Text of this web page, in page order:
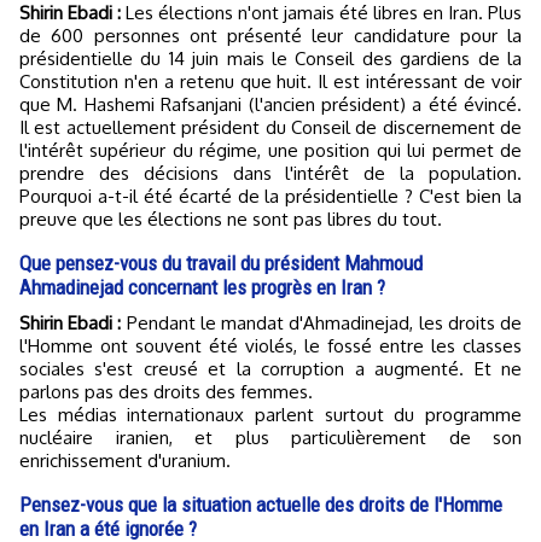
Shirin Ebadi : Les élections n'ont jamais été libres en Iran. Plus
de 600 personnes ont présenté leur candidature pour la
présidentielle du 14 juin mais le Conseil des gardiens de la
Constitution n'en a retenu que huit. Il est intéressant de voir
que M. Hashemi Rafsanjani (l'ancien président) a été évincé.
Il est actuellement président du Conseil de discernement de
l'intérêt supérieur du régime, une position qui lui permet de
prendre des décisions dans l'intérêt de la population.
Pourquoi a-t-il été écarté de la présidentielle ? C'est bien la
preuve que les élections ne sont pas libres du tout.
Que pensez-vous du travail du président Mahmoud
Ahmadinejad concernant les progrès en Iran ?
Shirin Ebadi : Pendant le mandat d'Ahmadinejad, les droits de
l'Homme ont souvent été violés, le fossé entre les classes
sociales s'est creusé et la corruption a augmenté. Et ne
parlons pas des droits des femmes.
Les médias internationaux parlent surtout du programme
nucléaire iranien, et plus particulièrement de son
enrichissement d'uranium.
Pensez-vous que la situation actuelle des droits de l'Homme
en Iran a été ignorée ?